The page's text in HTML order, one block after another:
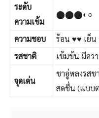
ระดับ
ความเข้ม
⬤⬤⬤◐○
ความชอบ
ร้อน ♥♥ เย็น
รสชาติ
เข้มข้น มีคว
จุดเด่น
ชาอู่หลงรสช
สดชื่น (แบบต